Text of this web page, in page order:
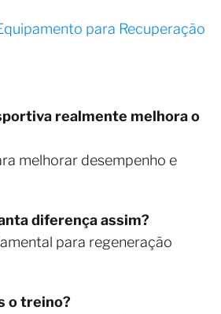
para Recuperação
realmente melhora o
melhorar desempenho e
diferença assim?
para regeneração
o treino?